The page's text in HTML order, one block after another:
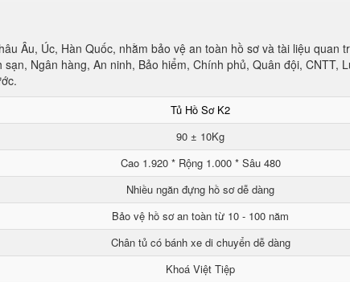
Âu, Úc, Hàn Quốc, nhằm bảo vệ an toàn hồ sơ và tài liệu quan
Ngân hàng, An ninh, Bảo hiểm, Chính phủ, Quân đội, CNTT,
Tủ Hồ Sơ K2
90 ± 10Kg
Cao 1.920 * Rộng 1.000 * Sâu 480
Nhiều ngăn đựng hồ sơ dễ dàng
Bảo vệ hồ sơ an toàn từ 10 - 100 năm
Chân tủ có bánh xe di chuyển dễ dàng
Khoá Việt Tiệp